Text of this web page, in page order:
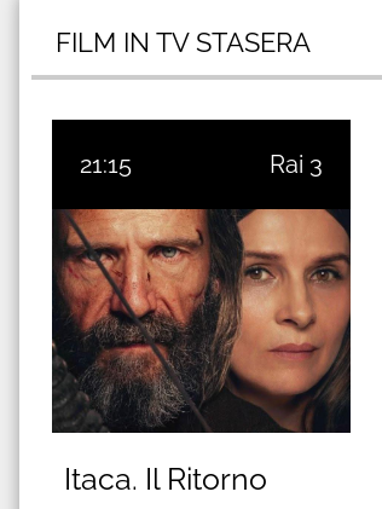
FILM IN TV STASERA
21:15 Rai 3
Itaca. Il Ritorno